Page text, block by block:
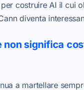
costruire AI il cui
diventa
non significa
a martellare